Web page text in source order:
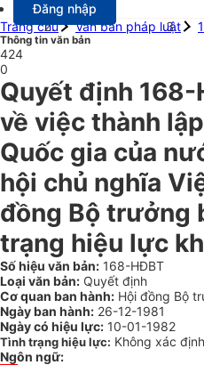
Đăng nhập
Trang chủ
Văn bản pháp luật
Thông tin văn bản
424
0
Quyết định 168-
về việc thành
Quốc gia của
hội chủ nghĩa
đồng Bộ trưởng
trạng hiệu lực
Số hiệu văn bản: 168-HĐBT
Loại văn bản: Quyết định
Cơ quan ban hành: Hội đồng Bộ
Ngày ban hành: 26-12-1981
Ngày có hiệu lực: 10-01-1982
Tình trạng hiệu lực: Không xác định
Ngôn ngữ: